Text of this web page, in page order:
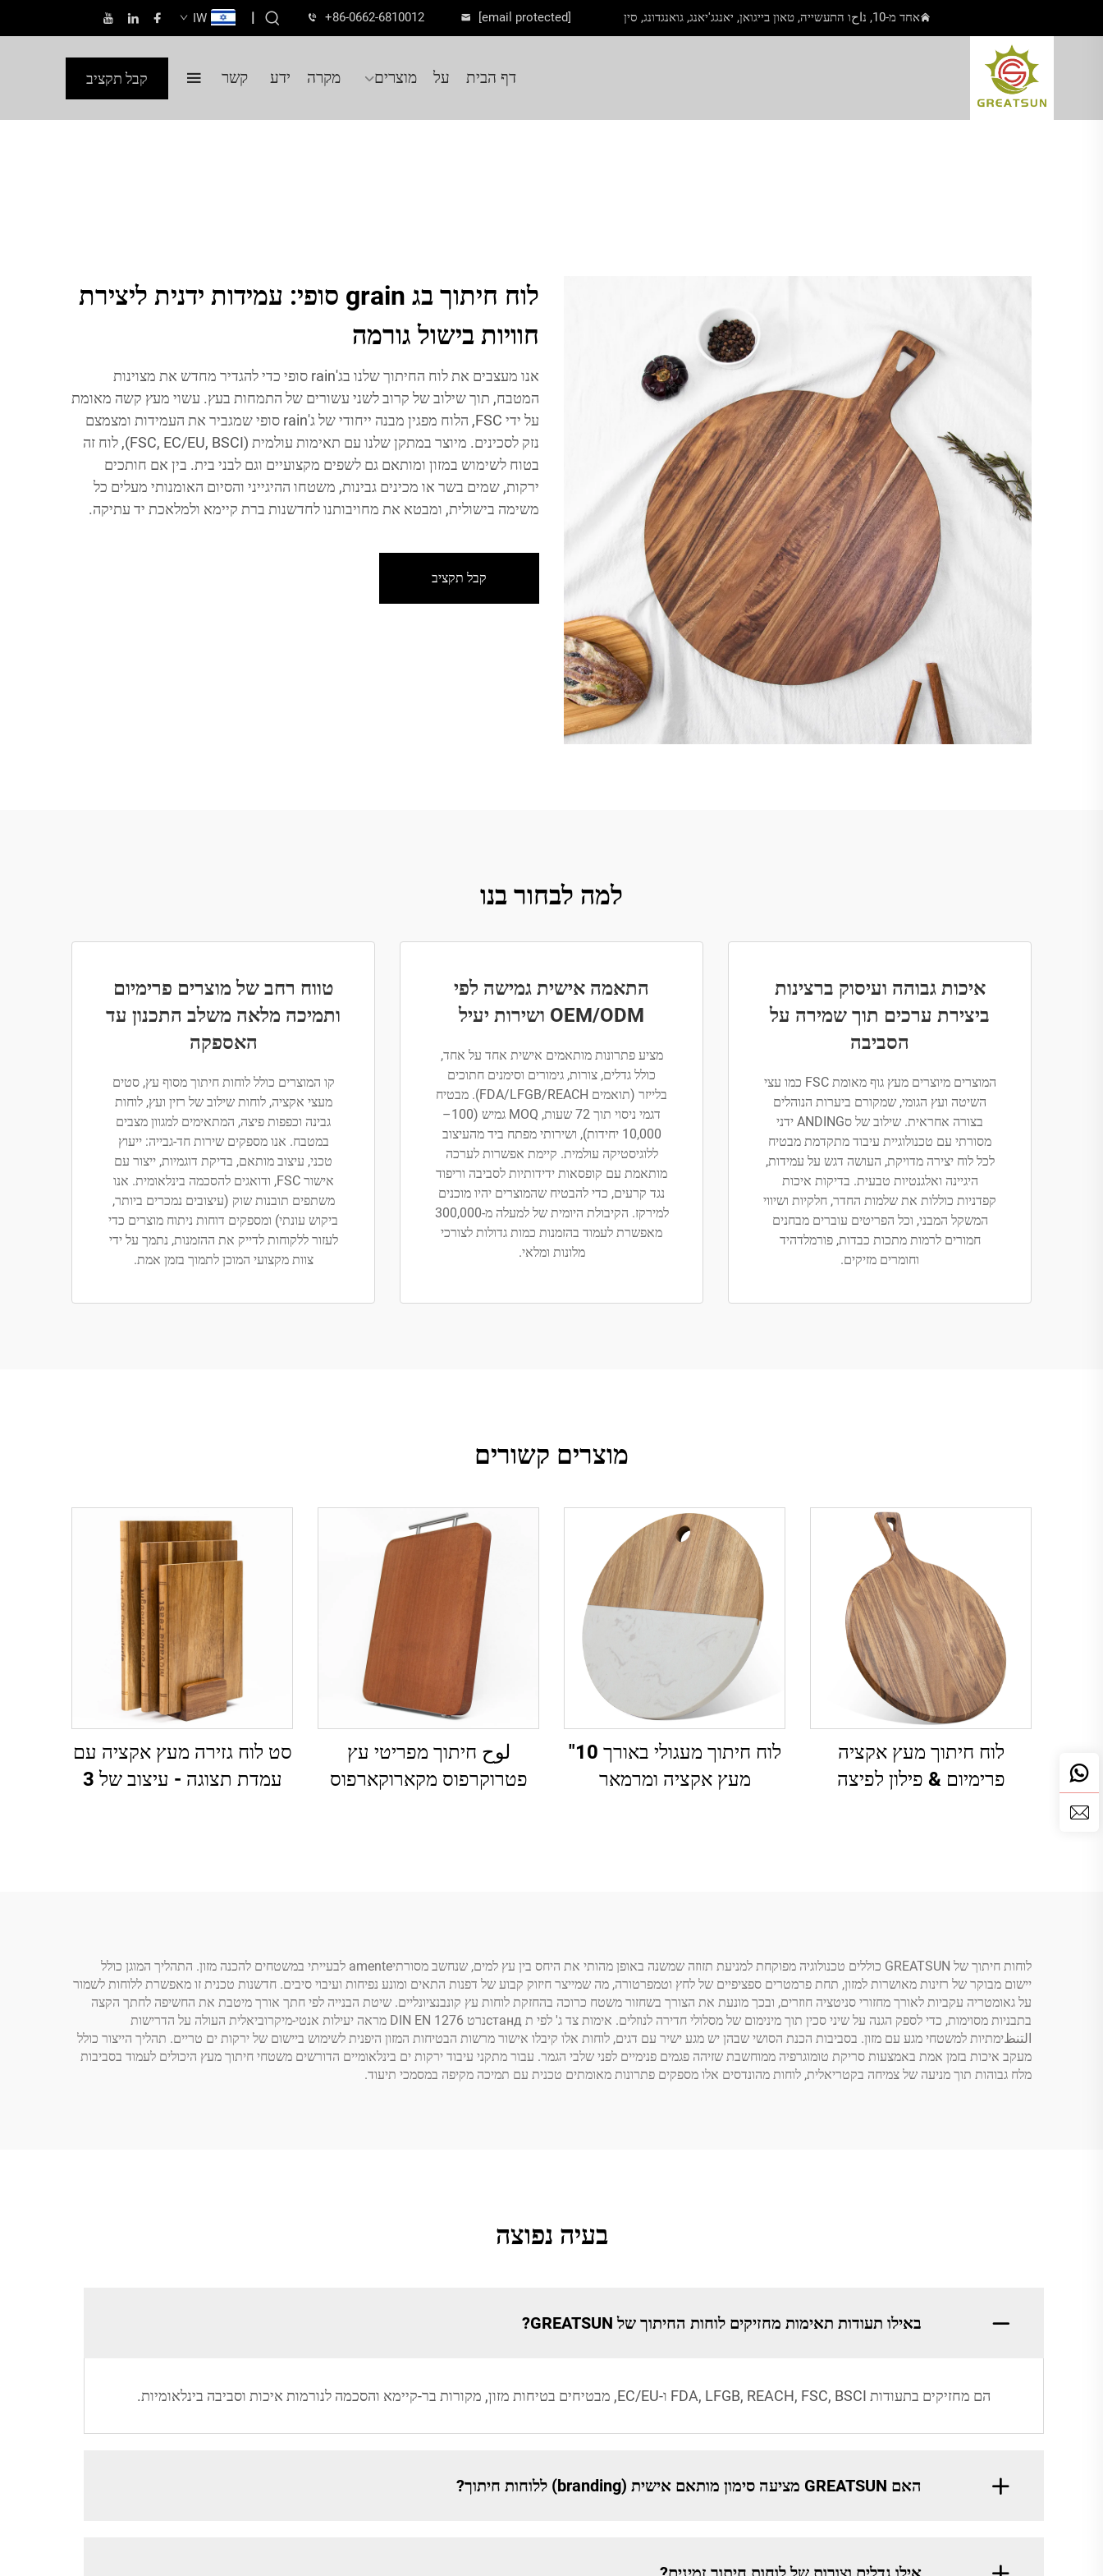
אחד מ-10, נاحו התעשייה, טאון בייגואן, יאנגג'יאנג, גואנגדונג, סין +86-0662-6810012 [email protected]
|
IW
דף הבית על מוצרים מקרה ידע קשר קבל תקציב
לוח חיתוך בג grain סופי: עמידות ידנית ליצירת
חוויות בישול גורמה
אנו מעצבים את לוח החיתוך שלנו בג'rain סופי כדי להגדיר מחדש את מצוינות
המטבח, תוך שילוב של קרוב לשני עשורים של התמחות בעץ. עשוי מעץ קשה מאומת
על ידי FSC, הלוח מפגין מבנה ייחודי של ג'rain סופי שמגביר את העמידות ומצמצם
נזק לסכינים. מיוצר במתקן שלנו עם תאימות עולמית (FSC, EC/EU, BSCI), לוח זה
בטוח לשימוש במזון ומותאם גם לשפים מקצועיים וגם לבני בית. בין אם חותכים
ירקות, שמים בשר או מכינים גבינות, משטחו ההיגייני והסיום האומנותי מעלים כל
משימה בישולית, ומבטא את מחויבותנו לחדשנות ברת קיימא ולמלאכת יד עתיקה.
קבל תקציב
למה לבחור בנו
איכות גבוהה ועיסוק ברצינות
ביצירת ערכים תוך שמירה על
הסביבה
המוצרים מיוצרים מעץ גוף מאומת FSC כמו עצי
השיטה ועץ הגומי, שמקורם ביערות הנוהלים
בצורה אחראית. שילוב של סANDING ידני
מסורתי עם טכנולוגיית עיבוד מתקדמת מבטיח
לכל לוח יצירה מדויקת, העושה דגש על עמידות,
היגיינה ואלגנטיות טבעית. בדיקות איכות
קפדניות כוללות את שלמות החדר, חלקיות ושיווי
המשקל המבני, וכל הפריטים עוברים מבחנים
חמורים לרמות מתכות כבדות, פורמלדהיד
וחומרים מזיקים.
התאמה אישית גמישה לפי
OEM/ODM ושירות יעיל
מציע פתרונות מותאמים אישית אחד על אחד,
כולל גדלים, צורות, גימורים וסימנים חתוכים
בלייזר (תואמים FDA/LFGB/REACH). מבטיח
דגמי ניסוי תוך 72 שעות, MOQ גמיש (100–
10,000 יחידות), ושירותי מפתח ביד מהעיצוב
ללוגיסטיקה עולמית. קיימת אפשרות לערכה
מותאמת עם קופסאות ידידותיות לסביבה וריפוד
נגד קרעים, כדי להבטיח שהמוצרים יהיו מוכנים
למירקז. הקיבולת היומית של למעלה מ-300,000
מאפשרת לעמוד בהזמנות כמות גדולות לצורכי
מלונות ומלאי.
טווח רחב של מוצרים פרימיום
ותמיכה מלאה משלב התכנון עד
האספקה
קו המוצרים כולל לוחות חיתוך מסוף עץ, סטים
מעצי אקציה, לוחות שילוב של רזין ועץ, לוחות
גבינה וכפפות פיצה, המתאימים למגוון מצבים
במטבח. אנו מספקים שירות חד-גבייה: ייעוץ
טכני, עיצוב מותאם, בדיקת דוגמיות, ייצור עם
אישור FSC, ודואגים להסכמה בינלאומית. אנו
משתפים תובנות שוק (עיצובים נמכרים ביותר,
ביקוש עונתי) ומספקים דוחות ניתוח מוצרים כדי
לעזור ללקוחות לדייק את ההזמנות, נתמך על ידי
צוות מקצועי המוכן לתמוך בזמן אמת.
מוצרים קשורים
לוח חיתוך מעץ אקציה
פרימיום & פילון לפיצה
לוח חיתוך מעגולי באורך 10"
מעץ אקציה ומרמאר
لوح חיתוך מפריטי עץ
פטרוקרפוס מקארוקארפוס
סט לוח גזירה מעץ אקציה עם
עמדת תצוגה - עיצוב של 3
לוחות חיתוך של GREATSUN כוללים טכנולוגיה מפוקחת למניעת תזוזה שמשנה באופן מהותי את היחס בין עץ למים, שנחשב מסורתיamente לבעייתי במשטחים להכנה מזון. התהליך המוגן כולל
יישום מבוקר של רזינות מאושרות למזון, תחת פרמטרים ספציפיים של לחץ וטמפרטורה, מה שמייצר חיזוק קבוע של דפנות התאים ומונע נפיחות ועיבוי סיבים. חדשנות טכנית זו מאפשרת ללוחות לשמור
על גאומטריה עקביות לאורך מחזורי סניטציה חוזרים, ובכך מונעת את הצורך בשחזור משטח כרוכה בהחזקת לוחות עץ קונבנציונליים. שיטת הבנייה לפי חתך אורך מיטבת את החשיפה לחתך הקצה
בתבניות מסוימות, כדי לספק הגנה על שיני סכין תוך מינימום של מסלולי חדירה לנוזלים. אימות צד ג' לפי ת стандנרט DIN EN 1276 מראה יעילות אנטי-מיקרוביאלית העולה על הדרישות
التنظימתיות למשטחי מגע עם מזון. בסביבות הכנת הסושי שבהן יש מגע ישיר עם דגים, לוחות אלו קיבלו אישור מרשות הבטיחות המזון היפנית לשימוש ביישום של ירקות ים טריים. תהליך הייצור כולל
מעקב איכות בזמן אמת באמצעות סריקת טומוגרפיה ממוחשבת שזיהה פגמים פנימיים לפני שלבי הגמר. עבור מתקני עיבוד ירקות ים בינלאומיים הדורשים משטחי חיתוך מעץ היכולים לעמוד בסביבות
מלח גבוהות תוך מניעה של צמיחה בקטריאלית, לוחות מהונדסים אלו מספקים פתרונות מאומתים טכנית עם תמיכה מקיפה במסמכי תיעוד.
בעיה נפוצה
באילו תעודות תאימות מחזיקים לוחות החיתוך של GREATSUN?
הם מחזיקים בתעודות FDA, LFGB, REACH, FSC, BSCI ו-EC/EU, מבטיחים בטיחות מזון, מקורות בר-קיימא והסכמה לנורמות איכות וסביבה בינלאומיות.
האם GREATSUN מציעה סימון מותאם אישית (branding) ללוחות חיתוך?